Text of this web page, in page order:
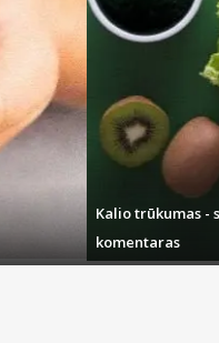
Kalio trūkumas -
komentaras